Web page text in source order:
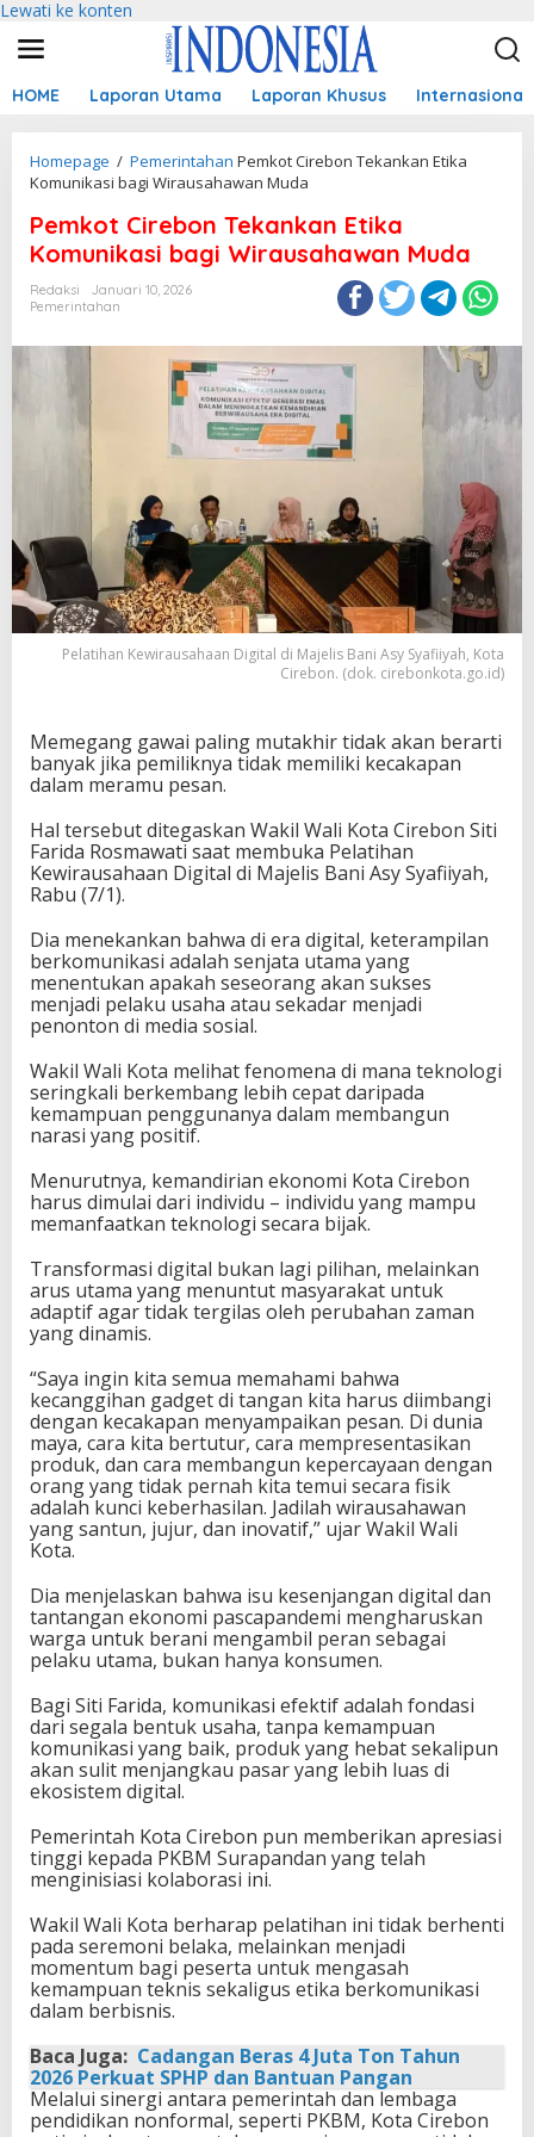
Lewati ke konten
HOME Laporan Utama Laporan Khusus Internasional
Homepage / Pemerintahan Pemkot Cirebon Tekankan Etika
Komunikasi bagi Wirausahawan Muda
Pemkot Cirebon Tekankan Etika
Komunikasi bagi Wirausahawan Muda
Redaksi
Januari 10, 2026
Pemerintahan
Pelatihan Kewirausahaan Digital di Majelis Bani Asy Syafiiyah, Kota
Cirebon. (dok. cirebonkota.go.id)
Memegang gawai paling mutakhir tidak akan berarti
banyak jika pemiliknya tidak memiliki kecakapan
dalam meramu pesan.
Hal tersebut ditegaskan Wakil Wali Kota Cirebon Siti
Farida Rosmawati saat membuka Pelatihan
Kewirausahaan Digital di Majelis Bani Asy Syafiiyah,
Rabu (7/1).
Dia menekankan bahwa di era digital, keterampilan
berkomunikasi adalah senjata utama yang
menentukan apakah seseorang akan sukses
menjadi pelaku usaha atau sekadar menjadi
penonton di media sosial.
Wakil Wali Kota melihat fenomena di mana teknologi
seringkali berkembang lebih cepat daripada
kemampuan penggunanya dalam membangun
narasi yang positif.
Menurutnya, kemandirian ekonomi Kota Cirebon
harus dimulai dari individu – individu yang mampu
memanfaatkan teknologi secara bijak.
Transformasi digital bukan lagi pilihan, melainkan
arus utama yang menuntut masyarakat untuk
adaptif agar tidak tergilas oleh perubahan zaman
yang dinamis.
“Saya ingin kita semua memahami bahwa
kecanggihan gadget di tangan kita harus diimbangi
dengan kecakapan menyampaikan pesan. Di dunia
maya, cara kita bertutur, cara mempresentasikan
produk, dan cara membangun kepercayaan dengan
orang yang tidak pernah kita temui secara fisik
adalah kunci keberhasilan. Jadilah wirausahawan
yang santun, jujur, dan inovatif,” ujar Wakil Wali
Kota.
Dia menjelaskan bahwa isu kesenjangan digital dan
tantangan ekonomi pascapandemi mengharuskan
warga untuk berani mengambil peran sebagai
pelaku utama, bukan hanya konsumen.
Bagi Siti Farida, komunikasi efektif adalah fondasi
dari segala bentuk usaha, tanpa kemampuan
komunikasi yang baik, produk yang hebat sekalipun
akan sulit menjangkau pasar yang lebih luas di
ekosistem digital.
Pemerintah Kota Cirebon pun memberikan apresiasi
tinggi kepada PKBM Surapandan yang telah
menginisiasi kolaborasi ini.
Wakil Wali Kota berharap pelatihan ini tidak berhenti
pada seremoni belaka, melainkan menjadi
momentum bagi peserta untuk mengasah
kemampuan teknis sekaligus etika berkomunikasi
dalam berbisnis.
Baca Juga: Cadangan Beras 4 Juta Ton Tahun
2026 Perkuat SPHP dan Bantuan Pangan
Melalui sinergi antara pemerintah dan lembaga
pendidikan nonformal, seperti PKBM, Kota Cirebon